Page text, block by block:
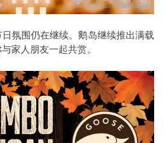
氛围仍在继续。鹅岛继续推出满载
家人朋友一起共赏。